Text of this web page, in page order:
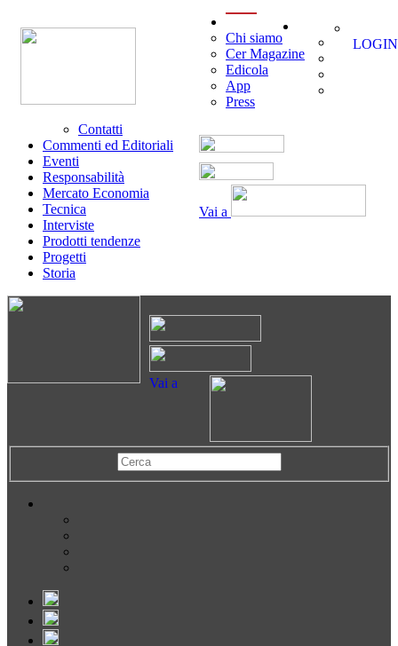
Vai a
Chi siamo
Cer Magazine
Edicola
App
Press
Contatti
Commenti ed Editoriali
Eventi
Responsabilità
Mercato Economia
Tecnica
Interviste
Prodotti tendenze
Progetti
Storia
LOGIN
Vai a